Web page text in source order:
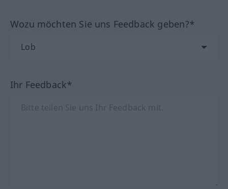
Wozu möchten Sie uns Feedback geben?*
Ihr Feedback*